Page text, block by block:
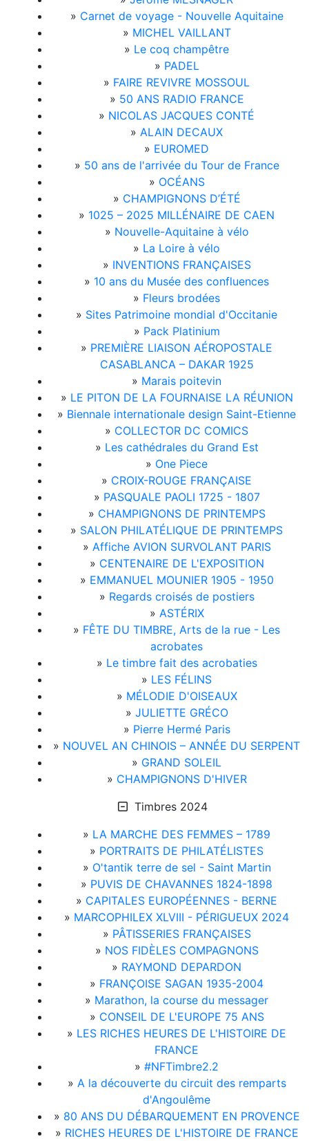
» Carnet de voyage - Nouvelle Aquitaine
» MICHEL VAILLANT
» Le coq champêtre
» PADEL
» FAIRE REVIVRE MOSSOUL
» 50 ANS RADIO FRANCE
» NICOLAS JACQUES CONTÉ
» ALAIN DECAUX
» EUROMED
» 50 ans de l'arrivée du Tour de France
» OCÉANS
» CHAMPIGNONS D’ÉTÉ
» 1025 – 2025 MILLÉNAIRE DE CAEN
» Nouvelle-Aquitaine à vélo
» La Loire à vélo
» INVENTIONS FRANÇAISES
» 10 ans du Musée des confluences
» Fleurs brodées
» Sites Patrimoine mondial d'Occitanie
» Pack Platinium
» PREMIÈRE LIAISON AÉROPOSTALE
CASABLANCA – DAKAR 1925
» Marais poitevin
» LE PITON DE LA FOURNAISE LA RÉUNION
» Biennale internationale design Saint-Etienne
» COLLECTOR DC COMICS
» Les cathédrales du Grand Est
» One Piece
» CROIX-ROUGE FRANÇAISE
» PASQUALE PAOLI 1725 - 1807
» CHAMPIGNONS DE PRINTEMPS
» SALON PHILATÉLIQUE DE PRINTEMPS
» Affiche AVION SURVOLANT PARIS
» CENTENAIRE DE L'EXPOSITION
» EMMANUEL MOUNIER 1905 - 1950
» Regards croisés de postiers
» ASTÉRIX
» FÊTE DU TIMBRE, Arts de la rue - Les
acrobates
» Le timbre fait des acrobaties
» LES FÉLINS
» MÉLODIE D'OISEAUX
» JULIETTE GRÉCO
» Pierre Hermé Paris
» NOUVEL AN CHINOIS – ANNÉE DU SERPENT
» GRAND SOLEIL
» CHAMPIGNONS D'HIVER
Timbres 2024
» LA MARCHE DES FEMMES – 1789
» PORTRAITS DE PHILATÉLISTES
» O'tantik terre de sel - Saint Martin
» PUVIS DE CHAVANNES 1824-1898
» CAPITALES EUROPÉENNES - BERNE
» MARCOPHILEX XLVIII - PÉRIGUEUX 2024
» PÂTISSERIES FRANÇAISES
» NOS FIDÈLES COMPAGNONS
» RAYMOND DEPARDON
» FRANÇOISE SAGAN 1935-2004
» Marathon, la course du messager
» CONSEIL DE L'EUROPE 75 ANS
» LES RICHES HEURES DE L'HISTOIRE DE
FRANCE
» #NFTimbre2.2
» A la découverte du circuit des remparts
d'Angoulême
» 80 ANS DU DÉBARQUEMENT EN PROVENCE
» RICHES HEURES DE L'HISTOIRE DE FRANCE